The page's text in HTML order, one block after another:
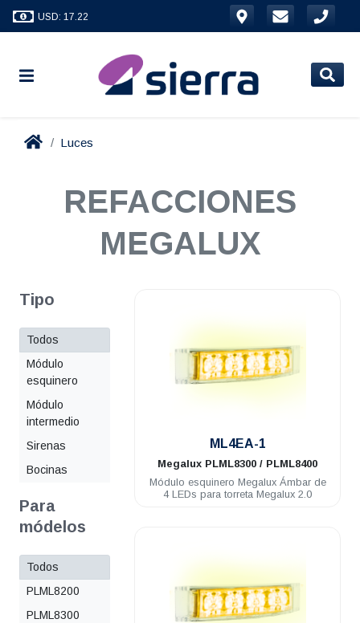
USD: 17.22
Luces
REFACCIONES
MEGALUX
Tipo
Todos
Módulo
esquinero
Módulo
intermedio
Sirenas
Bocinas
Para
módelos
Todos
PLML8200
PLML8300
ML4EA-1
Megalux PLML8300 / PLML8400
Módulo esquinero Megalux Ámbar de
4 LEDs para torreta Megalux 2.0